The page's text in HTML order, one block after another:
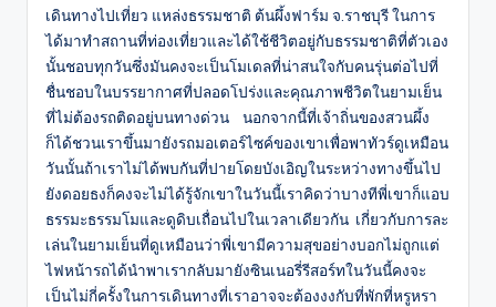
เดินทางไปเที่ยว แหล่งธรรมชาติ ต้นผึ้งฟาร์ม จ.ราชบุรี ในการ
ได้มาทำสถานที่ท่องเที่ยวและได้ใช้ชีวิตอยู่กับธรรมชาติที่ตัวเอง
นั้นชอบทุกวันซึ่งมันคงจะเป็นโมเดลที่น่าสนใจกับคนรุ่นต่อไปที่
ชื่นชอบในบรรยากาศที่ปลอดโปร่งและคุณภาพชีวิตในยามเย็น
ที่ไม่ต้องรถติดอยู่บนทางด่วน นอกจากนี้ที่เจ้าถิ่นของสวนผึ้ง
ก็ได้ชวนเราขึ้นมายังรถมอเตอร์ไซค์ของเขาเพื่อพาทัวร์ดูเหมือน
วันนั้นถ้าเราไม่ได้พบกันที่ปายโดยบังเอิญในระหว่างทางขึ้นไป
ยังดอยธงก็คงจะไม่ได้รู้จักเขาในวันนี้เราคิดว่าบางทีพี่เขาก็แอบ
ธรรมะธรรมโมและดูดิบเถื่อนไปในเวลาเดียวกัน เกี่ยวกับการละ
เล่นในยามเย็นที่ดูเหมือนว่าพี่เขามีความสุขอย่างบอกไม่ถูกแต่
ไฟหน้ารถได้นำพาเรากลับมายังซินเนอรี่รีสอร์ทในวันนี้คงจะ
เป็นไม่กี่ครั้งในการเดินทางที่เราอาจจะต้องงงกับที่พักที่หรูหรา